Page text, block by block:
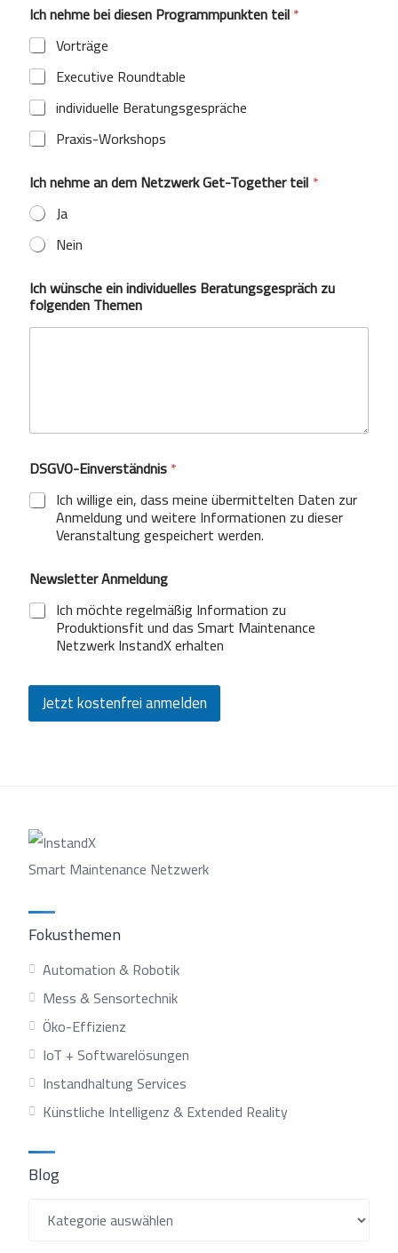
Ich nehme bei diesen Programmpunkten teil*
Vorträge
Executive Roundtable
individuelle Beratungsgespräche
Praxis-Workshops
Ich nehme an dem Netzwerk Get-Together teil *
Ja
Nein
Ich wünsche ein individuelles Beratungsgespräch zu
folgenden Themen
DSGVO-Einverständnis*
Ich willige ein, dass meine übermittelten Daten zur
Anmeldung und weitere Informationen zu dieser
Veranstaltung gespeichert werden.
Newsletter Anmeldung
Ich möchte regelmäßig Information zu
Produktionsfit und das Smart Maintenance
Netzwerk InstandX erhalten
Jetzt kostenfrei anmelden
Smart Maintenance Netzwerk
Fokusthemen
Automation & Robotik
Mess & Sensortechnik
Öko-Effizienz
IoT + Softwarelösungen
Instandhaltung Services
Künstliche Intelligenz & Extended Reality
Blog
Blog